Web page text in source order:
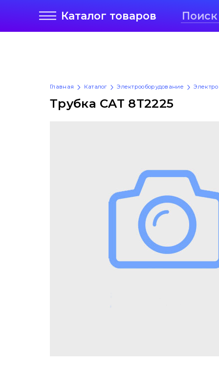
Каталог товаров
Главная Каталог Электрооборудование
Трубка CAT 8T2225